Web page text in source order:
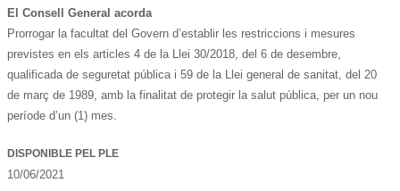
El Consell General acorda
Prorrogar la facultat del Govern d’establir les restriccions i mesures
previstes en els articles 4 de la Llei 30/2018, del 6 de desembre,
qualificada de seguretat pública i 59 de la Llei general de sanitat, del 20
de març de 1989, amb la finalitat de protegir la salut pública, per un nou
període d’un (1) mes.
DISPONIBLE PEL PLE
10/06/2021